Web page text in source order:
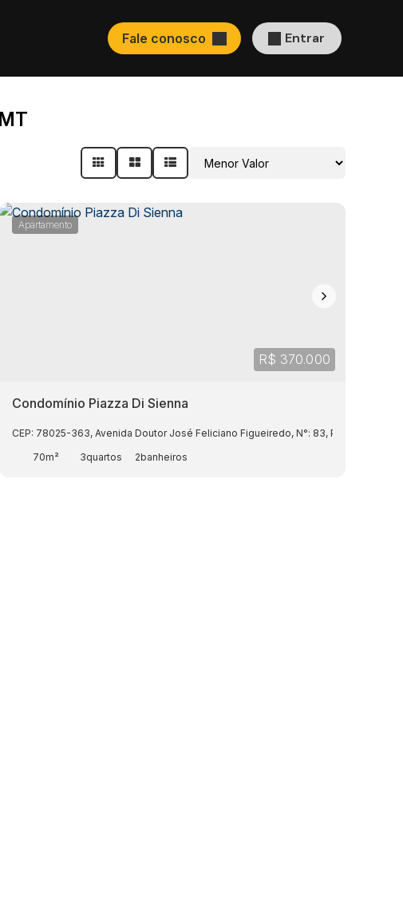
Entrar
Fale conosco
,Mato Grosso,Brasil
Apartamento
R$ 370.000
Condomínio Piazza Di Sienna
CEP: 78025-363, Avenida Doutor José Feliciano Figueiredo, N°: 83, Porto
3 2
70m²
Piazza di Napoli,